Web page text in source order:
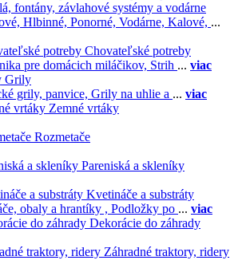
fontány, závlahové systémy a vodárne
Hlbinné, Ponorné, Vodárne, Kalové, ...
Chovateľské potreby
pre domácich miláčikov, Strih ... viac
Grily
grily, panvice, Grily na uhlie a ... viac
Zemné vrtáky
Rozmetače
Pareniská a skleníky
Kvetináče a substráty
obaly a hrantíky , Podložky po ... viac
Dekorácie do záhrady
Záhradné traktory, ridery